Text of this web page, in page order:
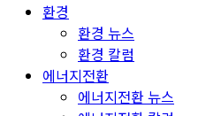
환경
환경 뉴스
환경 칼럼
에너지전환
에너지전환 뉴스